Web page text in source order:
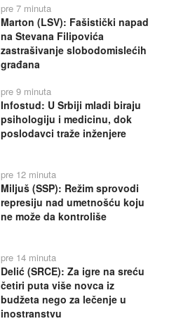
pre 7 minuta
Marton (LSV): Fašistički napad
na Stevana Filipovića
zastrašivanje slobodomislećih
građana
pre 9 minuta
Infostud: U Srbiji mladi biraju
psihologiju i medicinu, dok
poslodavci traže inženjere
pre 12 minuta
Miljuš (SSP): Režim sprovodi
represiju nad umetnošću koju
ne može da kontroliše
pre 14 minuta
Delić (SRCE): Za igre na sreću
četiri puta više novca iz
budžeta nego za lečenje u
inostranstvu